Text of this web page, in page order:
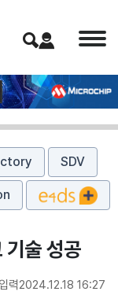
SDV
술 성공
력2024.12.18 16:27